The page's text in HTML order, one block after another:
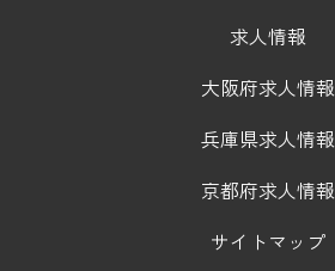
求人情報
大阪府求人情報
兵庫県求人情報
京都府求人情報
サイトマップ